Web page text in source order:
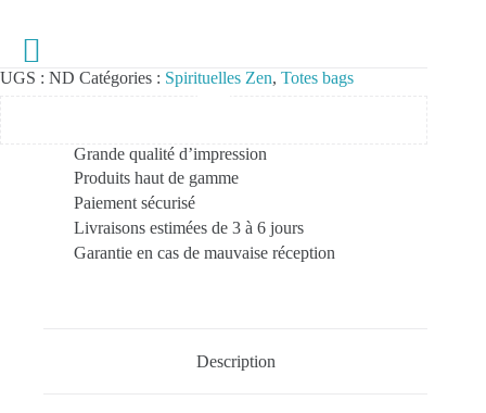
UGS : ND Catégories : Spirituelles Zen, Totes bags
Grande qualité d’impression
Produits haut de gamme
Paiement sécurisé
Livraisons estimées de 3 à 6 jours
Garantie en cas de mauvaise réception
Description